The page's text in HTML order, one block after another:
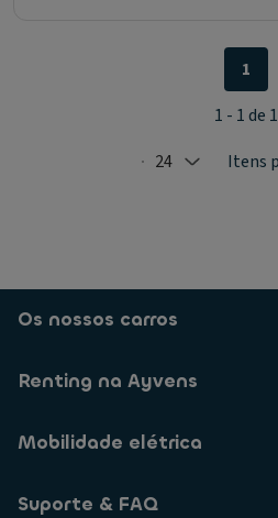
Selected: 24
24 Itens
1
1 - 1 de 1
Os nossos carros
Renting na Ayvens
Mobilidade elétrica
Suporte & FAQ